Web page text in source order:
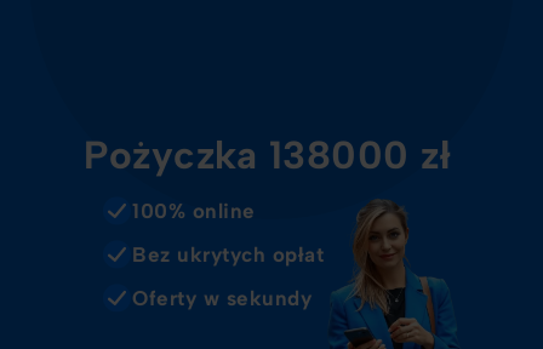
Pożyczka 138000 zł
100% online
Bez ukrytych opłat
Oferty w sekundy